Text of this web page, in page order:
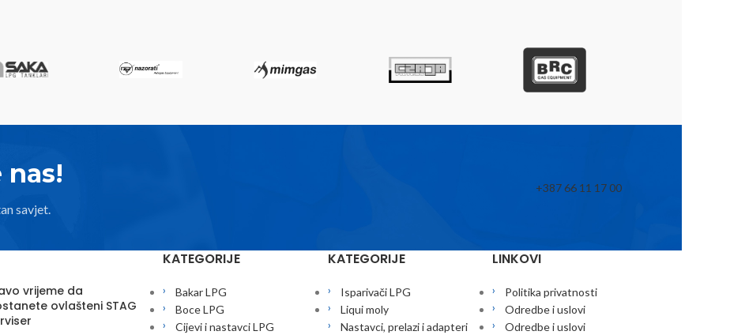
nas!
savjet.
+387 66 11 17 00
vrijeme da
ovlašteni STAG
KATEGORIJE
Bakar LPG
Boce LPG
Cijevi i nastavci LPG
KATEGORIJE
Isparivači LPG
Liqui moly
Nastavci, prelazi i adapteri
LINKOVI
Politika privatnosti
Odredbe i uslovi
Odredbe i uslovi